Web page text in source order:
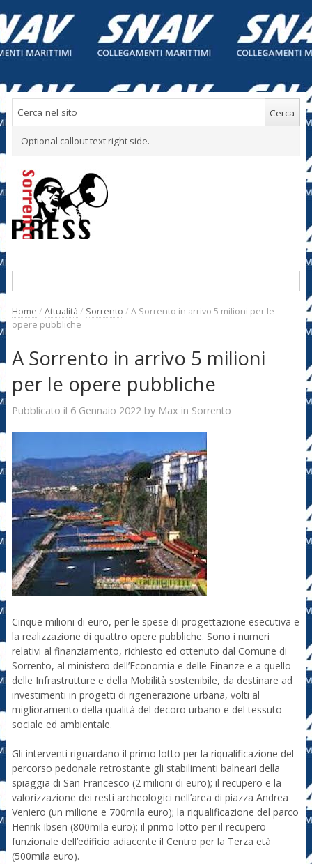
Optional callout text right side.
Home / Attualità / Sorrento / A Sorrento in arrivo 5 milioni per le
opere pubbliche
A Sorrento in arrivo 5 milioni
per le opere pubbliche
Pubblicato il 6 Gennaio 2022by Max in Sorrento
Cinque milioni di euro, per le spese di progettazione esecutiva e
la realizzazione di quattro opere pubbliche. Sono i numeri
relativi al finanziamento, richiesto ed ottenuto dal Comune di
Sorrento, al ministero dell’Economia e delle Finanze e a quello
delle Infrastrutture e della Mobilità sostenibile, da destinare ad
investimenti in progetti di rigenerazione urbana, volti al
miglioramento della qualità del decoro urbano e del tessuto
sociale ed ambientale.
Gli interventi riguardano il primo lotto per la riqualificazione del
percorso pedonale retrostante gli stabilimenti balneari della
spiaggia di San Francesco (2 milioni di euro); il recupero e la
valorizzazione dei resti archeologici nell’area di piazza Andrea
Veniero (un milione e 700mila euro); la riqualificazione del parco
Henrik Ibsen (800mila euro); il primo lotto per il recupero
funzionale dell’edificio adiacente il Centro per la Terza età
(500mila euro).